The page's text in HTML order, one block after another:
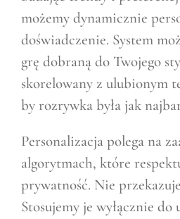
możemy dynamicznie
doświadczenie. System
grę dobraną do Twojego
skorelowany z ulubionym
by rozrywka była jak
Personalizacja polega na
algorytmach, które
prywatność. Nie
Stosujemy je wyłącznie do